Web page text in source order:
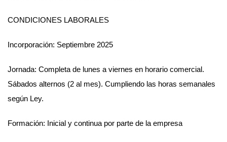
CONDICIONES LABORALES
Incorporación: Septiembre 2025
Jornada: Completa de lunes a viernes en horario comercial.
Sábados alternos (2 al mes). Cumpliendo las horas semanales
según Ley.
Formación: Inicial y continua por parte de la empresa